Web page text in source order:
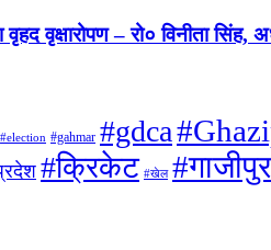
वृक्षारोपण – रो० विनीता सिंह,
#election #gahmar #gdca
#क्रिकेट #खेल #गाजीपुर